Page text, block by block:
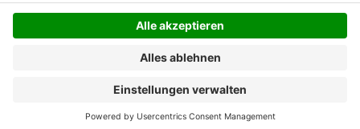
Versandkostenund ggf. Nachnahmegebühren, wenn
nicht anders angegeben.